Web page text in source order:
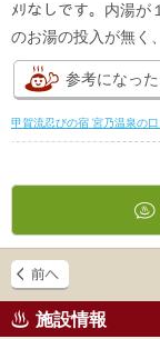
ﾒﾘなしです。内湯が
のお湯の投入が無く
参考になった
甲賀流忍びの宿 宮乃温泉の
施設情報